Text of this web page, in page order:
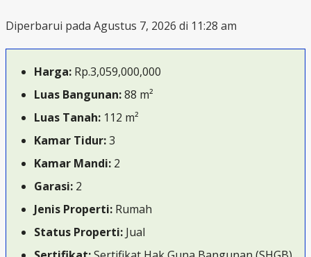
Diperbarui pada Agustus 7, 2026 di 11:28 am
Harga: Rp.3,059,000,000
Luas Bangunan:88 m²
Luas Tanah: 112 m²
Kamar Tidur:3
Kamar Mandi: 2
Garasi: 2
Jenis Properti: Rumah
Status Properti: Jual